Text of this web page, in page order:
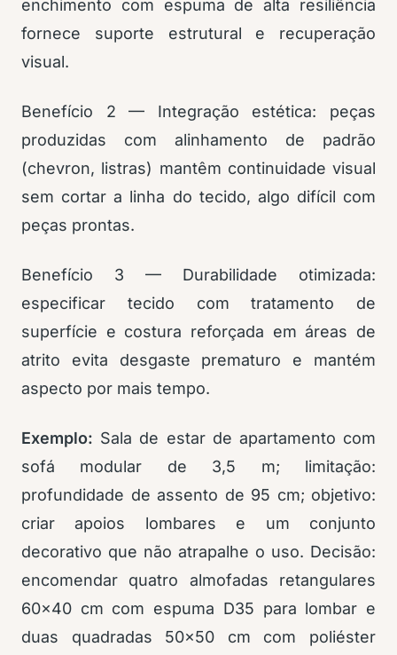
enchimento com espuma de alta resiliência
fornece suporte estrutural e recuperação
visual.
Benefício 2 — Integração estética: peças
produzidas com alinhamento de padrão
(chevron, listras) mantêm continuidade visual
sem cortar a linha do tecido, algo difícil com
peças prontas.
Benefício 3 — Durabilidade otimizada:
especificar tecido com tratamento de
superfície e costura reforçada em áreas de
atrito evita desgaste prematuro e mantém
aspecto por mais tempo.
Exemplo: Sala de estar de apartamento com
sofá modular de 3,5 m; limitação:
profundidade de assento de 95 cm; objetivo:
criar apoios lombares e um conjunto
decorativo que não atrapalhe o uso. Decisão:
encomendar quatro almofadas retangulares
60×40 cm com espuma D35 para lombar e
duas quadradas 50×50 cm com poliéster